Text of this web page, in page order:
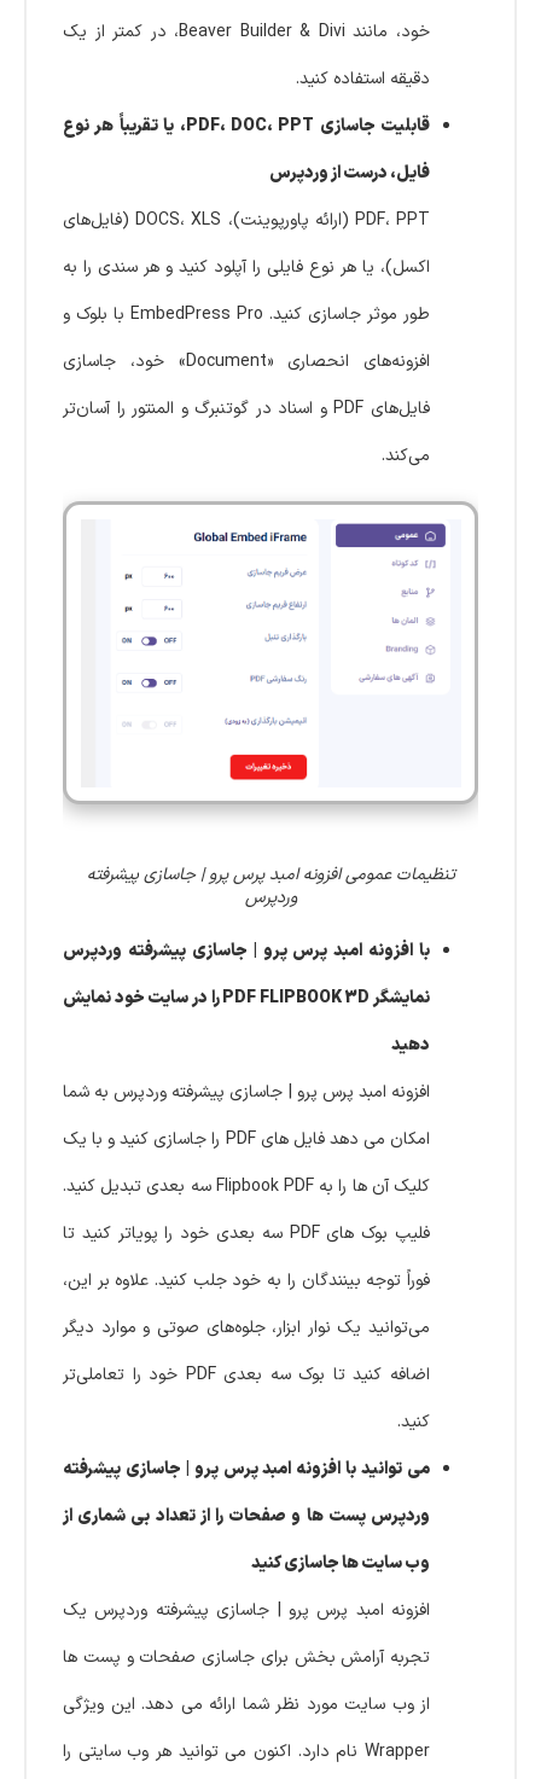
خود، مانند Beaver Builder & Divi، در کمتر از یک
دقیقه استفاده کنید.
قابلیت جاسازی PDF، DOC، PPT، یا تقریباً هر نوع
فایل، درست از وردپرس
PDF، PPT (ارائه پاورپوینت)، DOCS، XLS (فایل‌های
اکسل)، یا هر نوع فایلی را آپلود کنید و هر سندی را به
طور موثر جاسازی کنید. EmbedPress Pro با بلوک و
افزونه‌های انحصاری «Document» خود، جاسازی
فایل‌های PDF و اسناد در گوتنبرگ و المنتور را آسان‌تر
می‌کند.
تنظیمات عمومی افزونه امبد پرس پرو | جاسازی پیشرفته
وردپرس
با افزونه امبد پرس پرو | جاسازی پیشرفته وردپرس
نمایشگر PDF FLIPBOOK 3D را در سایت خود نمایش
دهید
افزونه امبد پرس پرو | جاسازی پیشرفته وردپرس به شما
امکان می دهد فایل های PDF را جاسازی کنید و با یک
کلیک آن ها را به Flipbook PDF سه بعدی تبدیل کنید.
فلیپ بوک های PDF سه بعدی خود را پویاتر کنید تا
فوراً توجه بینندگان را به خود جلب کنید. علاوه بر این،
می‌توانید یک نوار ابزار، جلوه‌های صوتی و موارد دیگر
اضافه کنید تا بوک سه بعدی PDF خود را تعاملی‌تر
کنید.
می توانید با افزونه امبد پرس پرو | جاسازی پیشرفته
وردپرس پست ها و صفحات را از تعداد بی شماری از
وب سایت ها جاسازی کنید
افزونه امبد پرس پرو | جاسازی پیشرفته وردپرس یک
تجربه آرامش بخش برای جاسازی صفحات و پست ها
از وب سایت مورد نظر شما ارائه می دهد. این ویژگی
Wrapper نام دارد. اکنون می توانید هر وب سایتی را